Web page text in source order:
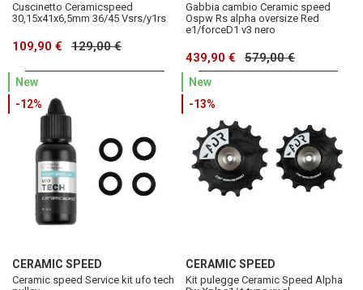
Cuscinetto Ceramicspeed
30,15x41x6,5mm 36/45 Vsrs/y1rs
109,90 € 129,00 €
Gabbia cambio Ceramic speed
Ospw Rs alpha oversize Red
e1/forceD1 v3 nero
439,90 € 579,00 €
New
-12%
CERAMIC SPEED
Ceramic speed Service kit ufo tech
New
-13%
CERAMIC SPEED
Kit pulegge Ceramic Speed Alpha